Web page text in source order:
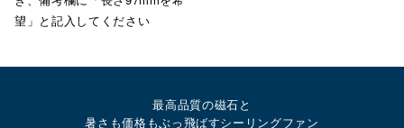
望」と記入してください
最高品質の磁石と
暑さも価格もぶっ飛ばすシーリングファン